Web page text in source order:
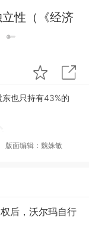
性（《经济
也只持有43%的
版面编辑：魏姝敏
后，沃尔玛自行